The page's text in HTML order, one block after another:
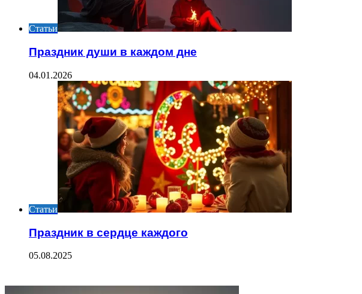
Статьи
Праздник души в каждом дне
04.01.2026
Статьи
Праздник в сердце каждого
05.08.2025